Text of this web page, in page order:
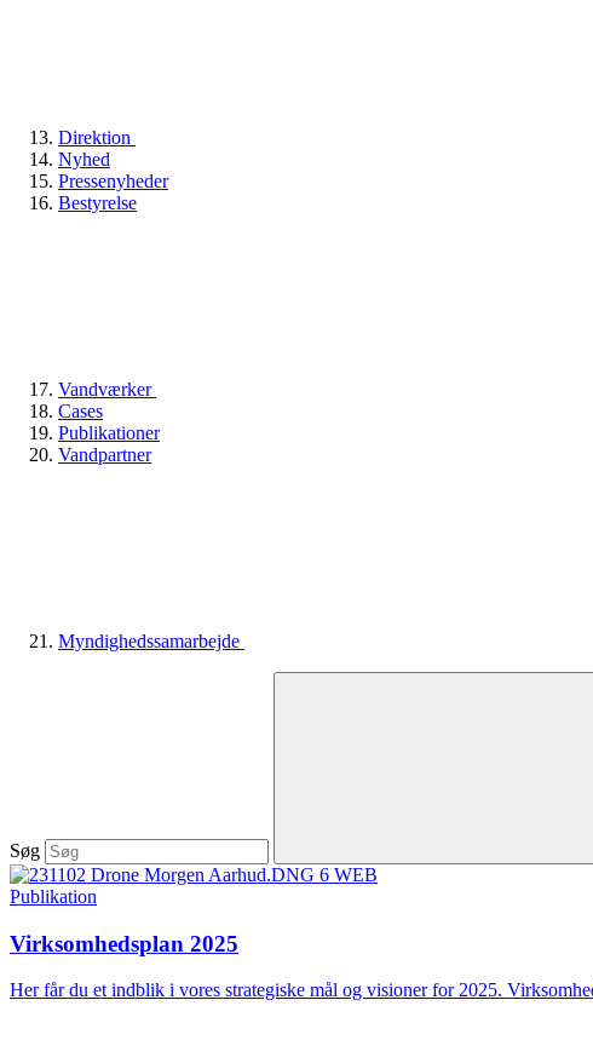
Direktion
Nyhed
Pressenyheder
Bestyrelse
Vandværker
Cases
Publikationer
Vandpartner
Myndighedssamarbejde
Søg
Publikation
Virksomhedsplan 2025
Her får du et indblik i vores strategiske mål og visioner for 2025.